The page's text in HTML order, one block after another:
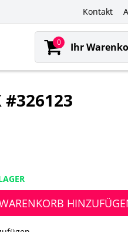
Kontakt
0 Ihr